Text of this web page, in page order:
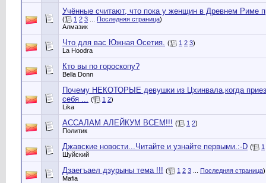
Учённые считают, что пока у женщин в Древнем Риме
( 1 2 3 Последняя страница)
Алмазик
Что для вас Южная Осетия. ( 1 2 3)
La Hoodra
Кто вы по гороскопу?
Bella Donn
Почему НЕКОТОРЫЕ девушки из Цхинвала,когда
себя ... ( 1 2)
Lika
АССАЛАМ АЛЕЙКУМ ВСЕМ!!! ( 1 2)
Политик
Джавские новости...Читайте и узнайте первыми.:-D (
1
Шуйский
Дзаегъаел дзурыны тема !!! ( 1 2 3 Последняя страница)
Mafia